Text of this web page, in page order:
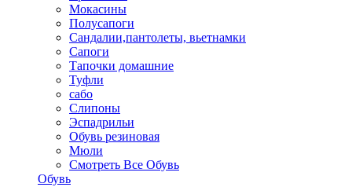
Мокасины
Полусапоги
Сандалии,пантолеты, вьетнамки
Сапоги
Тапочки домашние
Туфли
сабо
Слипоны
Эспадрильи
Обувь резиновая
Мюли
Смотреть Все Обувь
Обувь